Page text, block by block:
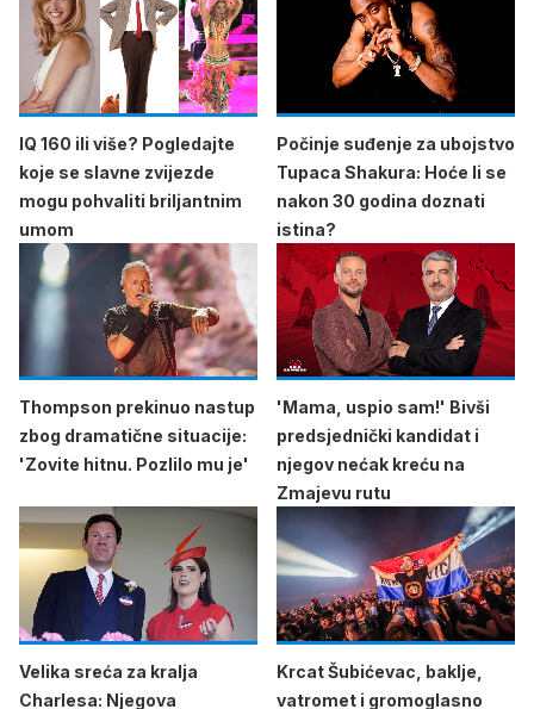
IQ 160 ili više? Pogledajte
koje se slavne zvijezde
mogu pohvaliti briljantnim
umom
Počinje suđenje za ubojstvo
Tupaca Shakura: Hoće li se
nakon 30 godina doznati
istina?
Thompson prekinuo nastup
zbog dramatične situacije:
'Zovite hitnu. Pozlilo mu je'
'Mama, uspio sam!' Bivši
predsjednički kandidat i
njegov nećak kreću na
Zmajevu rutu
Velika sreća za kralja
Charlesa: Njegova
Krcat Šubićevac, baklje,
vatromet i gromoglasno